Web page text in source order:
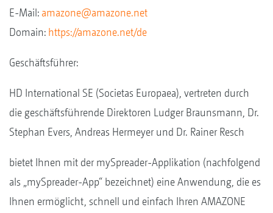
E-Mail: amazone@amazone.net
Domain: https://amazone.net/de
Geschäftsführer:
HD International SE (Societas Europaea), vertreten durch
die geschäftsführende Direktoren Ludger Braunsmann, Dr.
Stephan Evers, Andreas Hermeyer und Dr. Rainer Resch
bietet Ihnen mit der mySpreader-Applikation (nachfolgend
als „mySpreader-App“ bezeichnet) eine Anwendung, die es
Ihnen ermöglicht, schnell und einfach Ihren AMAZONE